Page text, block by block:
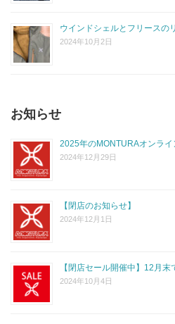
ウインドシェルとフリースの
2024年10月2日
お知らせ
2025年のMONTURAオンライ
2024年12月29日
【閉店のお知らせ】
2024年12月1日
【閉店セール開催中】12月
2024年10月4日